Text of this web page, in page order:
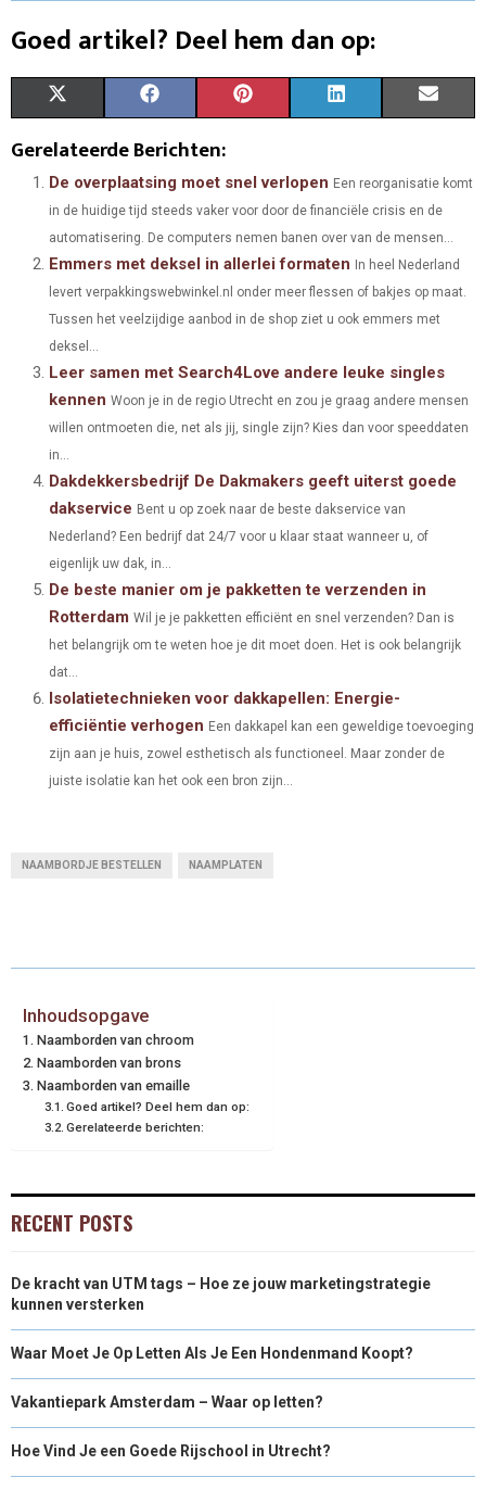
Goed artikel? Deel hem dan op:
R
O
T
W
T
E
R
R
O
N
C
E
B
O
O
K
R
O
N
T
R
S
T
R
O
K
D
N
O
Gerelateerde Berichten:
De overplaatsing moet snel verlopen Een reorganisatie komt
in de huidige tijd steeds vaker voor door de financiële crisis en de
automatisering. De computers nemen banen over van de mensen...
Emmers met deksel in allerlei formaten In heel Nederland
levert verpakkingswebwinkel.nl onder meer flessen of bakjes op maat.
Tussen het veelzijdige aanbod in de shop ziet u ook emmers met
deksel...
Leer samen met Search4Love andere leuke singles
kennen Woon je in de regio Utrecht en zou je graag andere mensen
willen ontmoeten die, net als jij, single zijn? Kies dan voor speeddaten
in...
Dakdekkersbedrijf De Dakmakers geeft uiterst goede
dakservice Bent u op zoek naar de beste dakservice van
Nederland? Een bedrijf dat 24/7 voor u klaar staat wanneer u, of
eigenlijk uw dak, in...
De beste manier om je pakketten te verzenden in
Rotterdam Wil je je pakketten efficiënt en snel verzenden? Dan is
het belangrijk om te weten hoe je dit moet doen. Het is ook belangrijk
dat...
Isolatietechnieken voor dakkapellen: Energie-
efficiëntie verhogen Een dakkapel kan een geweldige toevoeging
zijn aan je huis, zowel esthetisch als functioneel. Maar zonder de
juiste isolatie kan het ook een bron zijn...
NAAMBORDJE BESTELLEN NAAMPLATEN
Inhoudsopgave
Naamborden van chroom
Naamborden van brons
Naamborden van emaille
Goed artikel? Deel hem dan op:
Gerelateerde berichten:
RECENT POSTS
De kracht van UTM tags – Hoe ze jouw marketingstrategie
kunnen versterken
Waar Moet Je Op Letten Als Je Een Hondenmand Koopt?
Vakantiepark Amsterdam – Waar op letten?
Hoe Vind Je een Goede Rijschool in Utrecht?